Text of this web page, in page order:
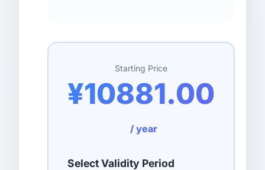
Starting Price
¥10881.00
/ year
Select Validity Period